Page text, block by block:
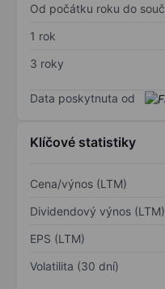
Od počátku roku do
1 rok
3 roky
Data poskytnuta od
Klíčové statistiky
Cena/výnos (LTM)
Dividendový výnos (LTM)
EPS (LTM)
Volatilita (30 dní)